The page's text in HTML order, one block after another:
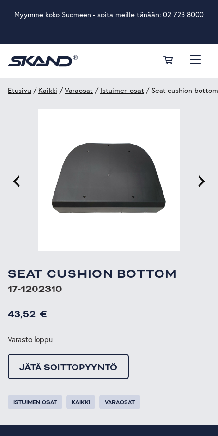
Myymme koko Suomeen - soita meille tänään: 02 723 8000
Etusivu / Kaikki /Varaosat / Istuimen osat / Seat cushion bottom
SEAT CUSHION BOTTOM
17-1202310
43,52 €
Varasto loppu
JÄTÄ SOITTOPYYNTÖ
ISTUIMEN OSAT KAIKKI VARAOSAT